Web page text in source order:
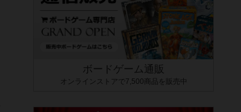
ボードゲーム通販
オンラインストアで7,500商品を販売中